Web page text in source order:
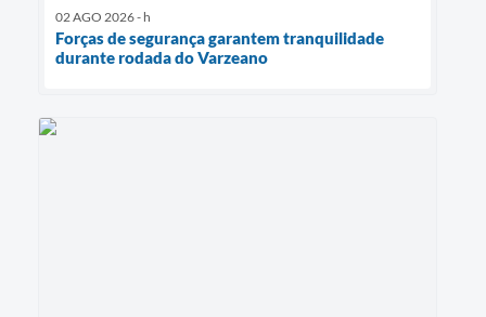
02 AGO 2026 - h
Forças de segurança garantem tranquilidade
durante rodada do Varzeano